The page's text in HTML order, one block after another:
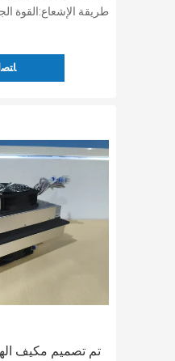
طريقة الإشعاع:القوة
تم تصميم مكيف